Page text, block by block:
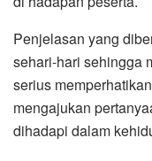
Penjelasan yang
sehari-hari sehingga
serius
mengajukan
dihadapi dalam